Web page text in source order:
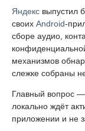
Яндекс выпустил
своих Android-
сборе аудио,
механизмов
слежке собраны
Главный вопрос
локально ждёт
приложении и не